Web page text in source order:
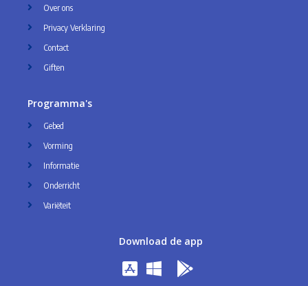
Over ons
Privacy Verklaring
Contact
Giften
Programma's
Gebed
Vorming
Informatie
Onderricht
Variëteit
Download de app